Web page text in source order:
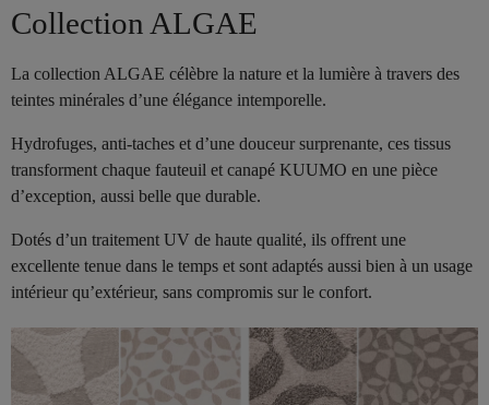
Collection ALGAE
La collection ALGAE célèbre la nature et la lumière à travers des
teintes minérales d’une élégance intemporelle.
Hydrofuges, anti-taches et d’une douceur surprenante, ces tissus
transforment chaque fauteuil et canapé KUUMO en une pièce
d’exception, aussi belle que durable.
Dotés d’un traitement UV de haute qualité, ils offrent une
excellente tenue dans le temps et sont adaptés aussi bien à un usage
intérieur qu’extérieur, sans compromis sur le confort.